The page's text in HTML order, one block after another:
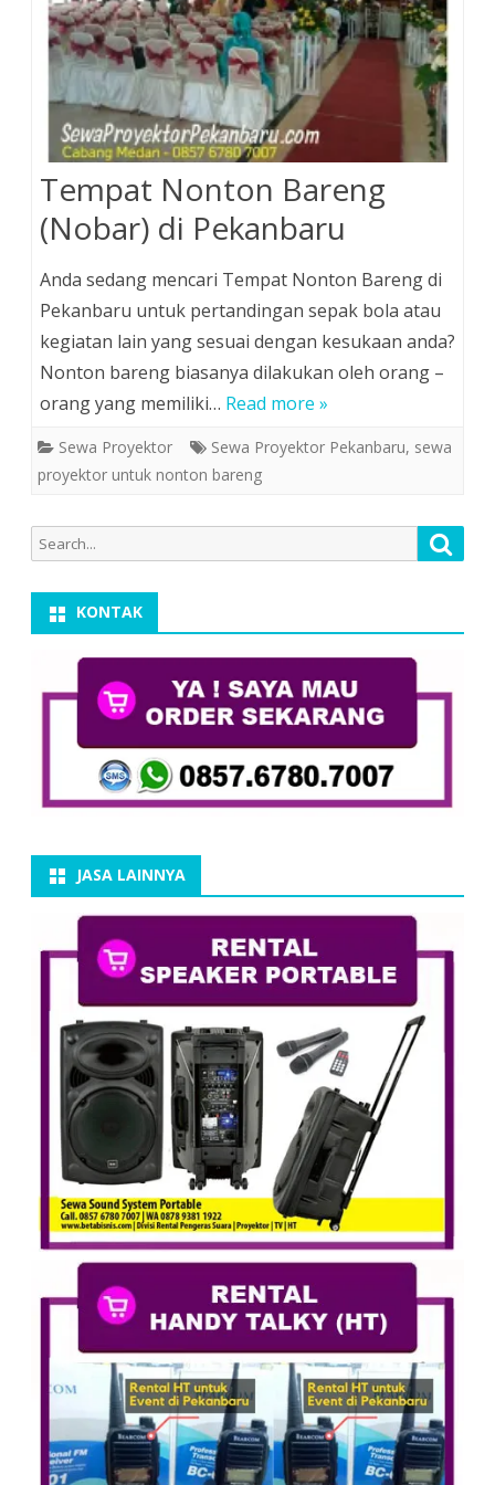
Tempat Nonton Bareng
(Nobar) di Pekanbaru
Anda sedang mencari Tempat Nonton Bareng di
Pekanbaru untuk pertandingan sepak bola atau
kegiatan lain yang sesuai dengan kesukaan anda?
Nonton bareng biasanya dilakukan oleh orang –
orang yang memiliki… Read more »
Sewa Proyektor Sewa Proyektor Pekanbaru, sewa
proyektor untuk nonton bareng
Search
for:
KONTAK
JASA LAINNYA